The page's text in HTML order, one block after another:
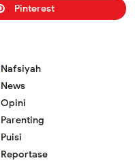
Pinterest
Nafsiyah
News
Opini
Parenting
Puisi
Reportase